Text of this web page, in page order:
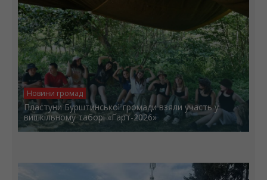
Новини громад
Пластуни Бурштинської громади взяли участь у
вишкільному таборі «Гарт-2026»